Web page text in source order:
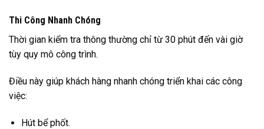
Thi Công Nhanh Chóng
Thời gian kiểm tra thông thường chỉ từ 30 phút đến vài giờ
tùy quy mô công trình.
Điều này giúp khách hàng nhanh chóng triển khai các công
việc:
Hút bể phốt.